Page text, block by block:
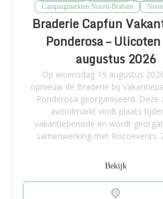
Campingmarkten Noord-Brabant
Braderie Capfun
Ponderosa – Ulicoten
augustus 2026
Op woensdag 19 augustus
opnieuw de Braderie bij
Ponderosa georganiseerd. Deze
avondmarkt vindt plaats
vakantieperiode en wordt
samenwerking met Rocoevents.
Bekijk